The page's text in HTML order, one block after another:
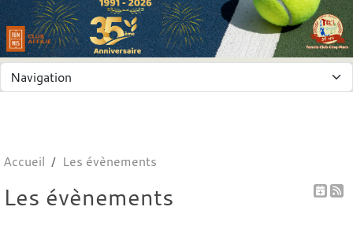
Accueil Les évènements
Les évènements
Panneau de gestion des cookies